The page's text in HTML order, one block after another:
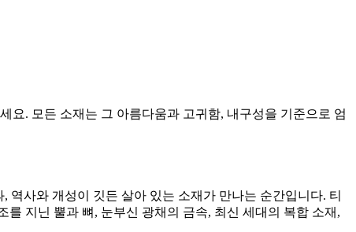
요. 모든 소재는 그 아름다움과 고귀함, 내구성을 기준으로 엄
역사와 개성이 깃든 살아 있는 소재가 만나는 순간입니다. 티
지닌 뿔과 뼈, 눈부신 광채의 금속, 최신 세대의 복합 소재,